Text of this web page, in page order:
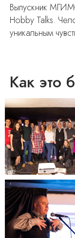
Выпускник
Hobby Talks.
уникальным
Как это